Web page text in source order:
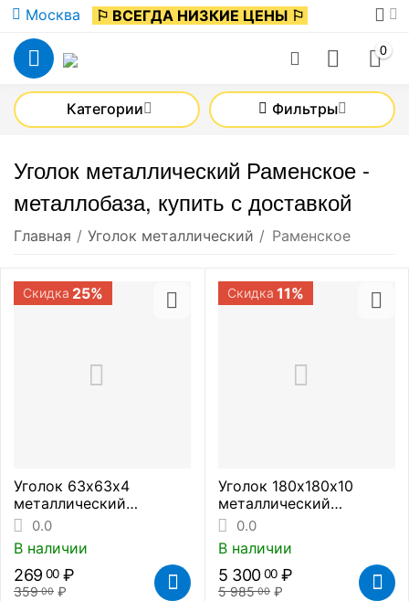
Москва ⚐ ВСЕГДА НИЗКИЕ ЦЕНЫ ⚐
0
Категории Фильтры
Уголок металлический Раменское -
металлобаза, купить с доставкой
Главная / Уголок металлический / Раменское
Скидка 25%
Уголок 63х63х4
металлический
стальной
равнополочный
горячекатаный (цена за
метр погонный)
0.0
В наличии
359 00 ₽
269 00 ₽
Скидка 11%
Уголок 180х180х10
металлический
стальной
равнополочный
горячекатаный (цена за
метр погонный)
0.0
В наличии
5 985 00 ₽
5 300 00 ₽